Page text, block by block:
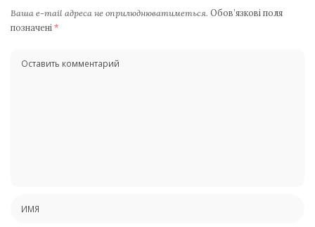
Ваша e-mail адреса не оприлюднюватиметься. Обов’язкові поля
позначені *